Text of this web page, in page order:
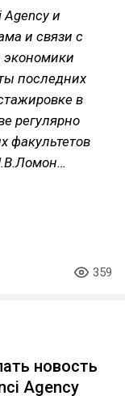
и
и связи с
последних
в
регулярно
факультетов
359
новость
Agency